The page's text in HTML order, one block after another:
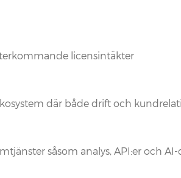
licensintäkter
där både drift och
såsom analys, API:er och